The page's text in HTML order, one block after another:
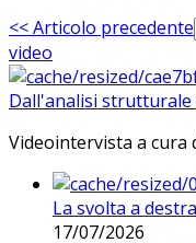
<< Articolo precedente
video
Dall'analisi strutturale
Videointervista a cura
La svolta a
17/07/2026